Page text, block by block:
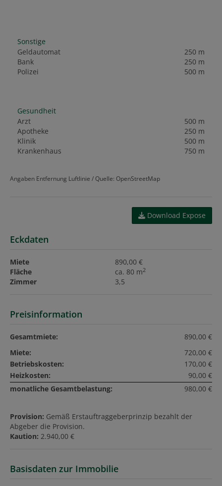
Sonstige
Geldautomat
250 m
Bank
250 m
Polizei
500 m
Gesundheit
Arzt
500 m
Apotheke
250 m
Klinik
500 m
Krankenhaus
750 m
Angaben Entfernung Luftlinie / Quelle: OpenStreetMap
Download Expose
Eckdaten
Miete
890,00 €
Fläche
ca. 80 m2
Zimmer 3,5
Preisinformation
Gesamtmiete:
890,00 €
Miete:
720,00 €
Betriebskosten:
170,00 €
Heizkosten:
90,00 €
monatliche Gesamtbelastung:
980,00 €
Provision: Gemäß Erstauftraggeberprinzip bezahlt der
Abgeber die Provision.
Kaution: 2.940,00 €
Basisdaten zur Immobilie